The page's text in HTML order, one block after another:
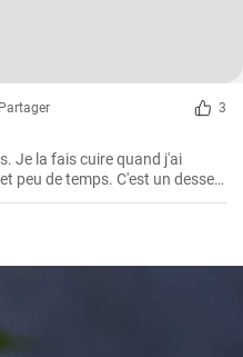
Partager 3
Je la fais cuire quand j'ai
peu de temps. C'est un dessert